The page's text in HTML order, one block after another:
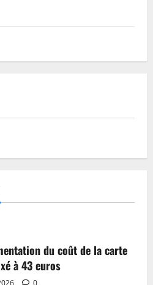
du coût de la carte
à 43 euros
0